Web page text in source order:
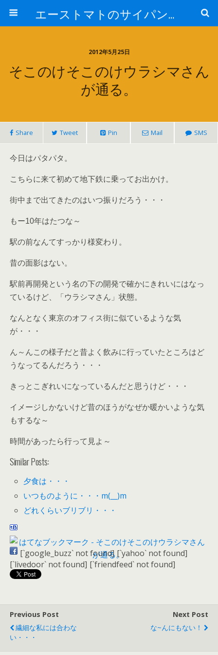
エーストマトのサイパンダイビング日記
2012年5月25日
そこのけそこのけウラシマさん
が通る。
Share Tweet Pin Mail SMS
今日はパタパタ。
こちらに来て初めて地下鉄に乗ってお出かけ。
街中まで出てきたのはいつ振りだろう・・・
もー10年はたつな～
駅の前なんてすっかり様変わり。
昔の面影はない。
駅前再開発という名の下の開発で確かにきれいにはなっ
ているけど、「ウラシマさん」状態。
なんとなく東京のオフィス街に似ているような気
が・・・
ん～んこの様子だと昔よく飲みに行っていたところはど
うなってるんだろう・・・
きっとこぎれいになっているんだと思うけど・・・
イメージしかないけど昔のほうがなぜか暖かいような気
もするな～
時間があったら行って見よ～
Similar Posts:
夕食は・・・
いつものように・・・m(__)m
どれくらいブリブリ・・・
[`google_buzz` not found] [`yahoo` not found]
[`livedoor` not found] [`friendfeed` not found]
Previous Post
繊細な私には合わな
い・・・
Next Post
な~んにもない！